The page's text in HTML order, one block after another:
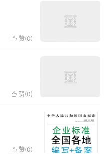
 赞(0)
 赞(0)
 赞(0)